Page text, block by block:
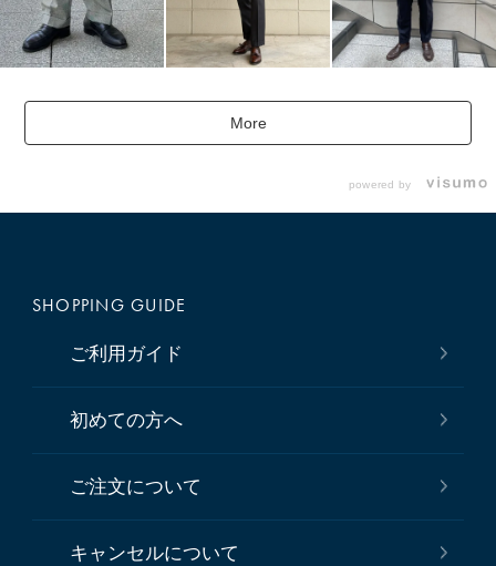
More
powered by
SHOPPING GUIDE
ご利用ガイド
初めての方へ
ご注文について
キャンセルについて